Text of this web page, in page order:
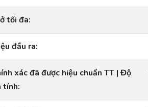
tối đa:
đầu ra:
xác đã được hiệu chuẩn TT | Độ
tính: